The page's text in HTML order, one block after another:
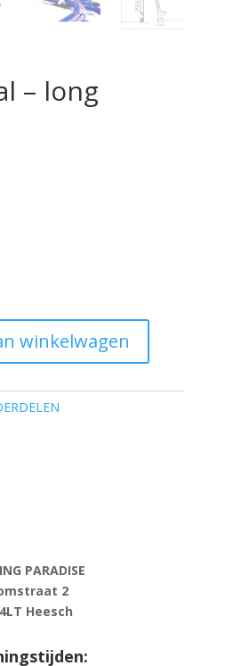
– long
winkelwagen
PARADISE
2
Heesch